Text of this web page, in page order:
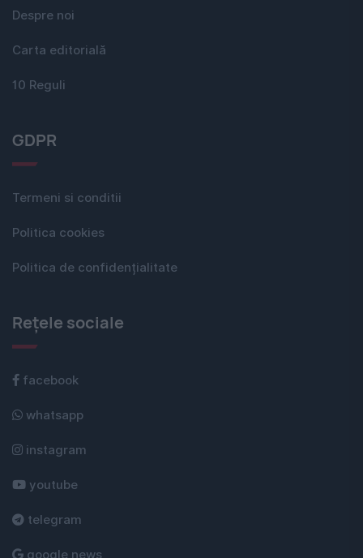
Despre noi
Carta editorială
10 Reguli
GDPR
Termeni si conditii
Politica cookies
Politica de confidențialitate
Rețele sociale
facebook
whatsapp
instagram
youtube
telegram
google news